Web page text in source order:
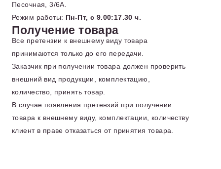
Песочная, 3/6А.
Режим работы: Пн-Пт, с 9.00:17.30 ч.
Получение товара
Все претензии к внешнему виду товара
принимаются только до его передачи.
Заказчик при получении товара должен проверить
внешний вид продукции, комплектацию,
количество, принять товар.
В случае появления претензий при получении
товара к внешнему виду, комплектации, количеству
клиент в праве отказаться от принятия товара.